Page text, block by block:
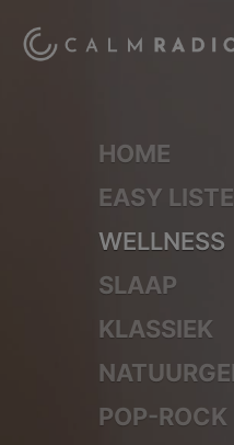
HOME
EASY
WELLNESS
SLAAP
KLASSIEK
POP-ROCK